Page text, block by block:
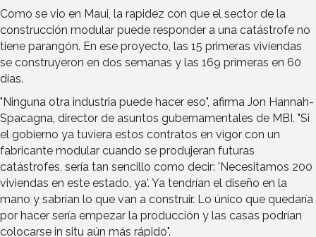
Como se vio en Maui, la rapidez con que el sector de la
construcción modular puede responder a una catástrofe no
tiene parangón. En ese proyecto, las 15 primeras viviendas
se construyeron en dos semanas y las 169 primeras en 60
días.
"Ninguna otra industria puede hacer eso", afirma Jon Hannah-
Spacagna, director de asuntos gubernamentales de MBI. "Si
el gobierno ya tuviera estos contratos en vigor con un
fabricante modular cuando se produjeran futuras
catástrofes, sería tan sencillo como decir: 'Necesitamos 200
viviendas en este estado, ya'. Ya tendrían el diseño en la
mano y sabrían lo que van a construir. Lo único que quedaría
por hacer sería empezar la producción y las casas podrían
colocarse in situ aún más rápido".